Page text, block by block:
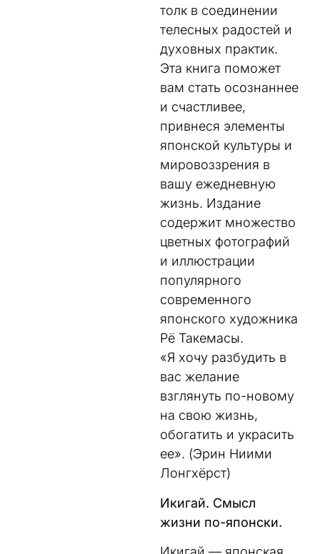
толк в соединении
телесных радостей и
духовных практик.
Эта книга поможет
вам стать осознаннее
и счастливее,
привнеся элементы
японской культуры и
мировоззрения в
вашу ежедневную
жизнь. Издание
содержит множество
цветных фотографий
и иллюстрации
популярного
современного
японского художника
Рё Такемасы.
«Я хочу разбудить в
вас желание
взглянуть по-новому
на свою жизнь,
обогатить и украсить
ее». (Эрин Ниими
Лонгхёрст)
Икигай. Смысл
жизни по-японски.